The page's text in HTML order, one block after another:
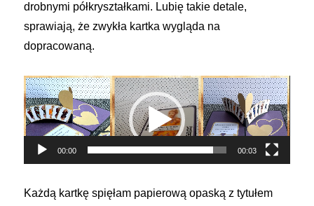
drobnymi półkryształkami. Lubię takie detale,
sprawiają, że zwykła kartka wygląda na
dopracowaną.
Odtwarzacz
video
00:00 00:03
Każdą kartkę spięłam papierową opaską z tytułem